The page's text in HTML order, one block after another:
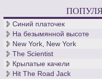
Синий платочек
На безымянной высоте
New York, New York
The Scientist
Крылатые качели
Hit The Road Jack